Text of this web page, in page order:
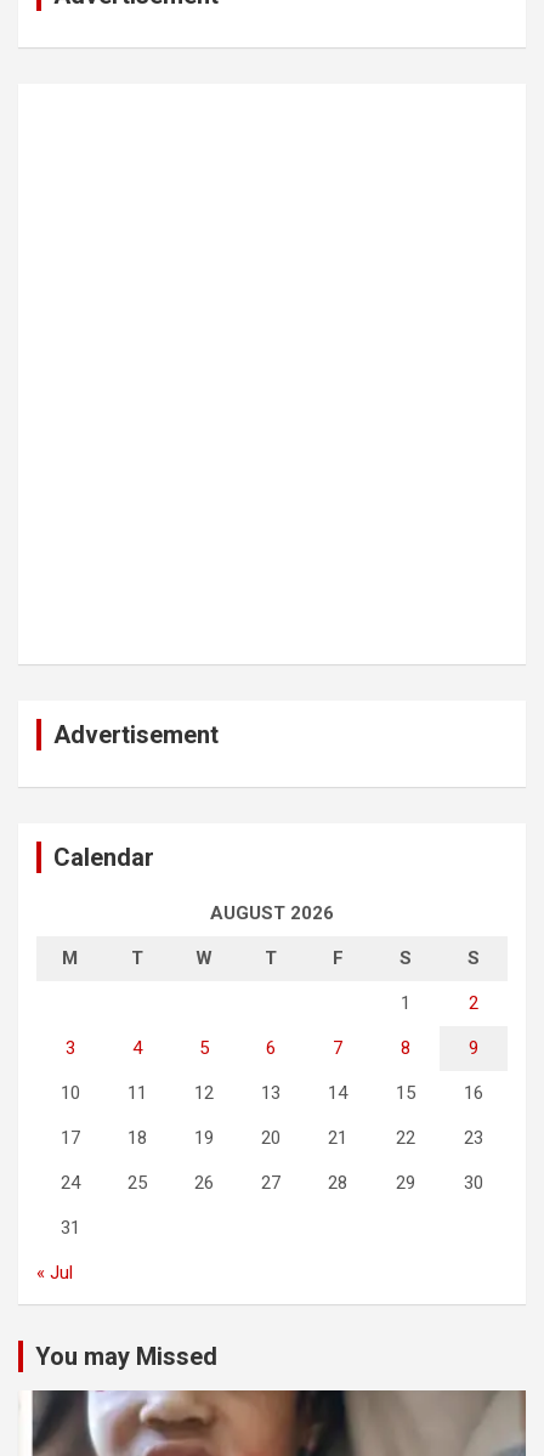
Advertisement
Calendar
AUGUST 2026
M T W T F S S
1 2
3 4 5 6 7 8 9
10 11 12 13 14 15 16
17 18 19 20 21 22 23
24 25 26 27 28 29 30
31
« Jul
You may Missed